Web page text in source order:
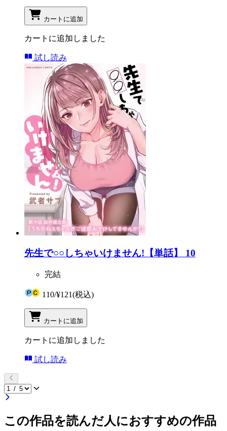
カートに追加
カートに追加しました
試し読み
先生で○○しちゃいけません!【単話】 10
完結
110/¥121(税込)
カートに追加
カートに追加しました
試し読み
この作品を読んだ人におすすめの作品